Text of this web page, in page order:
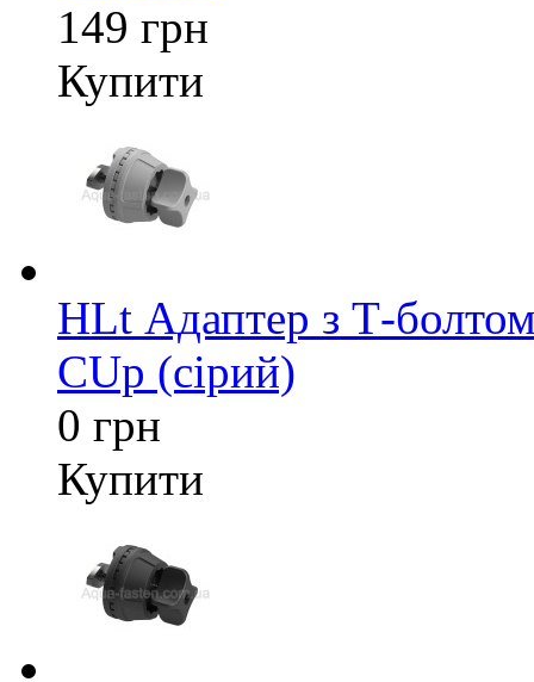
149 грн
Купити
HLt Адаптер з Т-
CUp (сірий)
0 грн
Купити